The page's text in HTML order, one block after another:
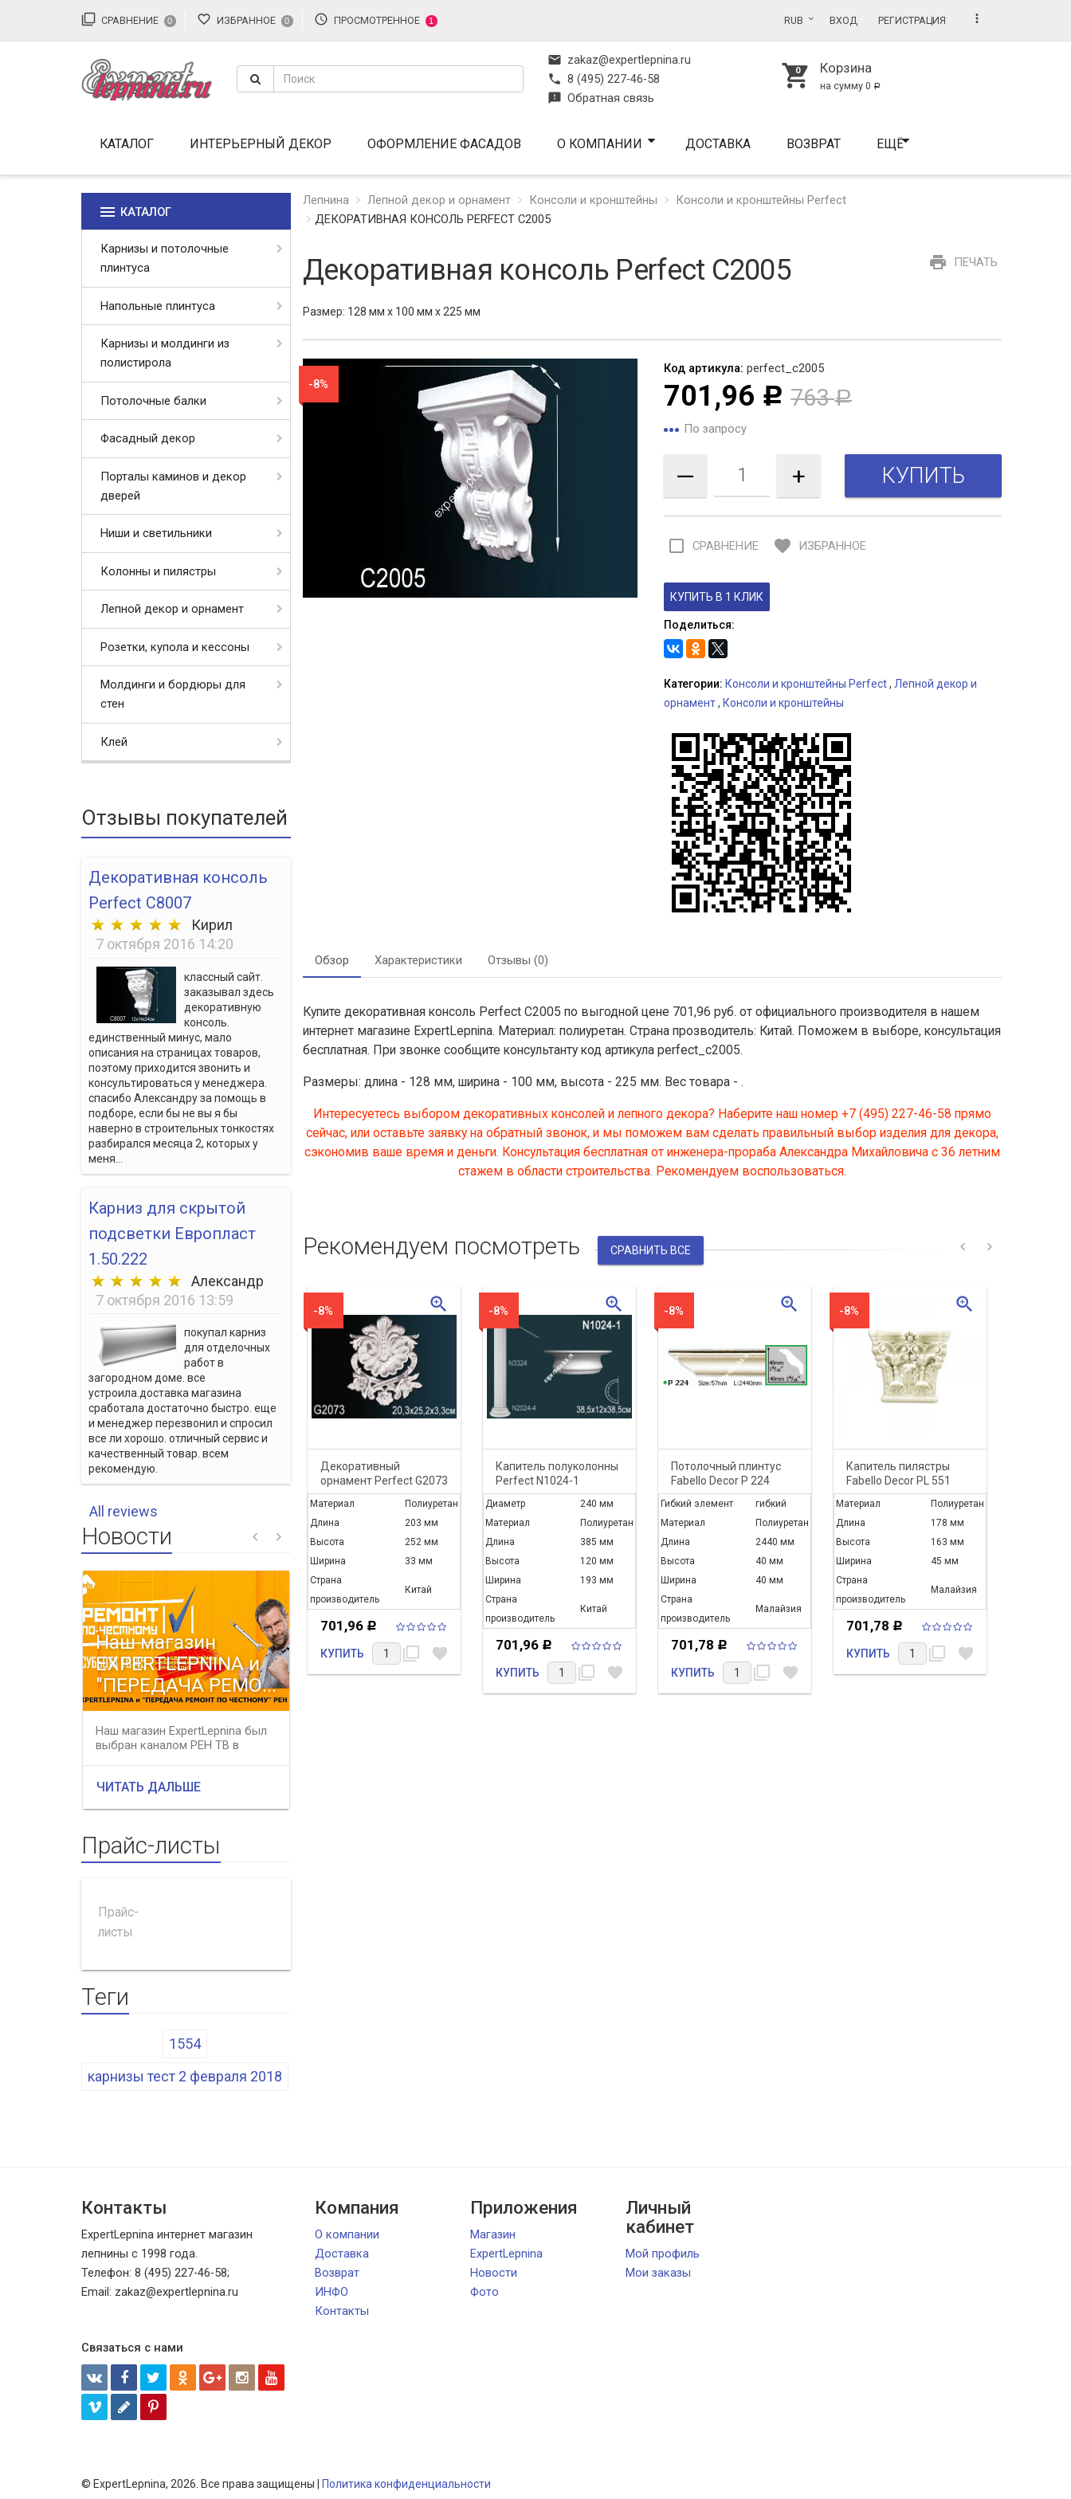
filter_none СРАВНЕНИЕ 0 favorite_border ИЗБРАННОЕ 0 access_time ПРОСМОТРЕННОЕ 1 RUB ВХОД РЕГИСТРАЦИЯ more_vert
mail zakaz@expertlepnina.ru
phone 8 (495) 227-46-58
feedback Обратная связь
shopping_cart Корзина
на сумму 0 Р
КАТАЛОГ ИНТЕРЬЕРНЫЙ ДЕКОР ОФОРМЛЕНИЕ ФАСАДОВ О КОМПАНИИ ДОСТАВКА ВОЗВРАТ ЕЩЁ
menu КАТАЛОГ
Карнизы и потолочные
плинтуса
Напольные плинтуса
Карнизы и молдинги из
полистирола
Потолочные балки
Фасадный декор
Порталы каминов и декор
дверей
Ниши и светильники
Колонны и пилястры
Лепной декор и орнамент
Розетки, купола и кессоны
Молдинги и бордюры для
стен
Клей
Отзывы покупателей
Декоративная консоль
Perfect C8007
Кирил
7 октября 2016 14:20
классный сайт.
заказывал здесь
декоративную
консоль.
единственный минус, мало
описания на страницах товаров,
поэтому приходится звонить и
консультироваться у менеджера.
спасибо Александру за помощь в
подборе, если бы не вы я бы
наверно в строительных тонкостях
разбирался месяца 2, которых у
меня...
Карниз для скрытой
подсветки Европласт
1.50.222
Александр
7 октября 2016 13:59
покупал карниз
для отделочных
работ в
загородном доме. все
устроила.доставка магазина
сработала достаточно быстро. еще
и менеджер перезвонил и спросил
все ли хорошо. отличный сервис и
качественный товар. всем
рекомендую.
All reviews
Новости
Наш магазин
EXPERTLEPNINA и
"ПЕРЕДАЧА РЕМО...
Наш магазин ExpertLepnina был
выбран каналом РЕН ТВ в
ЧИТАТЬ ДАЛЬШЕ
Весенняя
распродажа 8 % на
С Днем Великой
Победы, дорогие
друзья!
Поздравляем с
первомаем
Прайс-листы
Прайс-
листы
Теги
1554
карнизы тест 2 февраля 2018
Лепнина Лепной декор и орнамент Консоли и кронштейны
Консоли и кронштейны Perfect
ДЕКОРАТИВНАЯ КОНСОЛЬ PERFECT C2005
print ПЕЧАТЬ
Декоративная консоль Perfect C2005
Размер: 128 мм x 100 мм x 225 мм
-8%
Код артикула: perfect_c2005
701,96 Р 763Р
По запросу
— +
check_box_outline_blank СРАВНЕНИЕ favorite ИЗБРАННОЕ
КУПИТЬ В 1 КЛИК
Поделиться:
Категории: Консоли и кронштейны Perfect, Лепной декор и
орнамент, Консоли и кронштейны
Обзор Характеристики Отзывы (0)
Купите декоративная консоль Perfect C2005 по выгодной цене 701,96 руб. от официального производителя в нашем
интернет магазине ExpertLepnina. Материал: полиуретан. Страна прозводитель: Китай. Поможем в выборе, консультация
бесплатная. При звонке сообщите консультанту код артикула perfect_c2005.
Размеры: длина - 128 мм, ширина - 100 мм, высота - 225 мм. Вес товара - .
Интересуетесь выбором декоративных консолей и лепного декора? Наберите наш номер +7 (495) 227-46-58 прямо
сейчас, или оставьте заявку на обратный звонок, и мы поможем вам сделать правильный выбор изделия для декора,
сэкономив ваше время и деньги. Консультация бесплатная от инженера-прораба Александра Михайловича с 36 летним
стажем в области строительства. Рекомендуем воспользоваться.
Рекомендуем посмотреть
-8%
Декоративный
орнамент Perfect G2073
Материал
Полиуретан
Длина
203 мм
Высота
252 мм
Ширина
33 мм
Страна
производитель
Китай
701,96 Р
КУПИТЬ filter_none favorite
zoom_in -8%
Капитель полуколонны
Perfect N1024-1
Диаметр
240 мм
Материал
Полиуретан
Длина
385 мм
Высота
120 мм
Ширина
193 мм
Страна
производитель
Китай
701,96 Р
КУПИТЬ filter_none favorite
zoom_in -8%
Потолочный плинтус
Fabello Decor P 224
Гибкий элемент
гибкий
Материал
Полиуретан
Длина
2440 мм
Высота
40 мм
Ширина
40 мм
Страна
производитель
Малайзия
701,78 Р
КУПИТЬ filter_none favorite
zoom_in -8%
Капитель пилястры
Fabello Decor PL 551
Материал
Полиуретан
Длина
178 мм
Высота
163 мм
Ширина
45 мм
Страна
производитель
Малайзия
701,78 Р
КУПИТЬ filter_none favorite
zoom_in
Контакты
ExpertLepnina интернет магазин
лепнины с 1998 года.
Телефон: 8 (495) 227-46-58;
Email: zakaz@expertlepnina.ru
Связаться с нами
Компания
О компании
Доставка
Возврат
ИНФО
Контакты
Приложения
Магазин
ExpertLepnina
Новости
Фото
Личный
кабинет
Мой профиль
Мои заказы
© ExpertLepnina, 2026. Все права защищены | Политика конфиденциальности